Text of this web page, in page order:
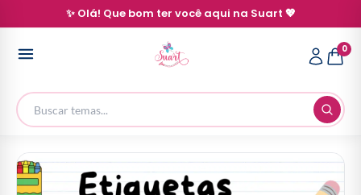
✨ Olá! Que bom ter você aqui na Suart 💖
0